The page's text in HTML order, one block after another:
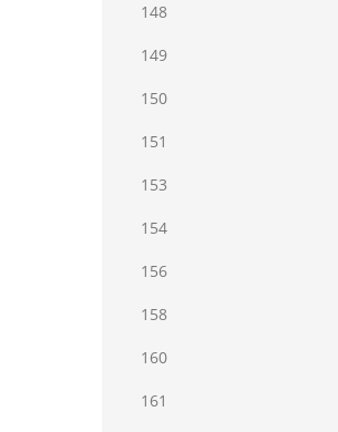
148
149
150
151
153
154
156
158
160
161